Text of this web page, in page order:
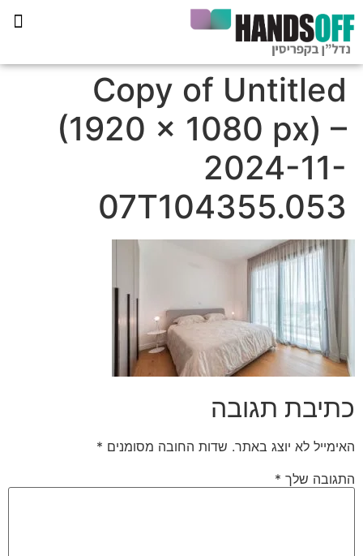
Copy of Untitled
(1920 × 1080 px) –
2024-11-
07T104355.053
כתיבת תגובה
האימייל לא יוצג באתר. שדות החובה מסומנים *
התגובה שלך *